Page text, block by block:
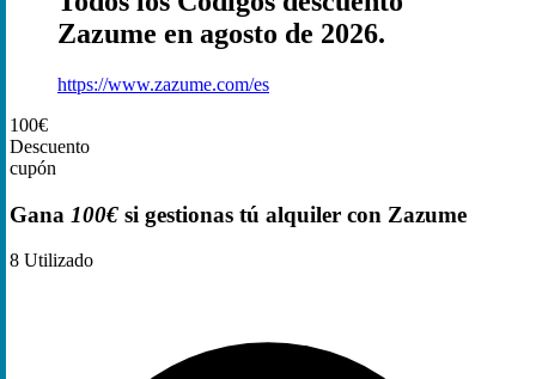
Zazume en agosto de 2026.
https://www.zazume.com/es
100€
Descuento
cupón
Gana 100€ si gestionas tú alquiler con Zazume
8 Utilizado